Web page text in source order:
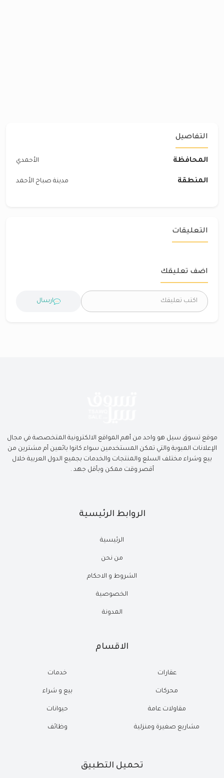
التفاصيل
المحافظة الأحمدي
المنطقة مدينة صباح الأحمد
التعليقات
اضف تعليقك
ارسال
موقع تسوق سيل هو واحد من أهم المواقع الالكترونية المتخصصة في مجال
الإعلانات المبوبة والتي تمكن المستخدمين سواء كانوا بائعين أم مشترين من
بيع وشراء مختلف السلع والمنتجات والخدمات بجميع الدول العربية خلال
أقصر وقت ممكن وبأقل جهد .
الروابط الرئيسية
الرئيسية
من نحن
الشروط و الاحكام
الخصوصية
المدونة
الاقسام
عقارات
محركات
مقاولات عامة
مشاريع صغيرة ومنزلية
خدمات
بيع و شراء
حيوانات
وظائف
تحميل التطبيق